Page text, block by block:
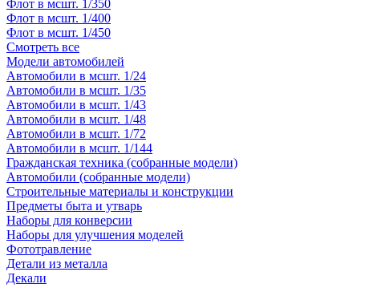
Флот в мсшт. 1/350
Флот в мсшт. 1/400
Флот в мсшт. 1/450
Смотреть все
Модели автомобилей
Автомобили в мсшт. 1/24
Автомобили в мсшт. 1/35
Автомобили в мсшт. 1/43
Автомобили в мсшт. 1/48
Автомобили в мсшт. 1/72
Автомобили в мсшт. 1/144
Гражданская техника (собранные модели)
Автомобили (собранные модели)
Строительные материалы и конструкции
Предметы быта и утварь
Наборы для конверсии
Наборы для улучшения моделей
Фототравление
Детали из металла
Декали